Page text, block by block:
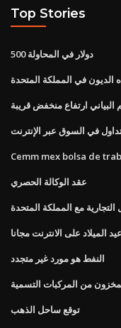
Top Stories
500 دولار في المحاولة
الديون في المملكة المتحدة
البياني ارتفاع منخفض قريبة
في السوق عبر الإنترنت
Cemm mex bolsa de
عقد الوكالة الحصري
التجارية مع المملكة المتحدة
الميلاد على الانترنت مجانا
النفط هو مورد غير متجدد
من المركبات التسمية
توقع ساحل الذهب